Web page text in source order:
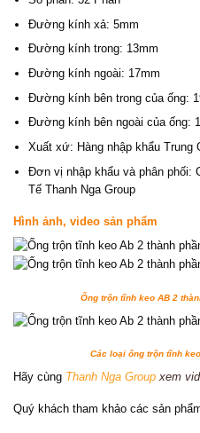
Đường kính xả: 5mm
Đường kính trong: 13mm
Đường kính ngoài: 17mm
Đường kính bên trong của ống:
Đường kính bên ngoài của ống:
Xuất xứ: Hàng nhập khẩu Trung
Đơn vị nhập khẩu và phân phối:
Tế Thanh Nga Group
Hình ảnh, video sản phẩm
Ống trộn tĩnh keo AB 2
Các loại ống trộn tĩnh
Hãy cùng Thanh Nga Group xem
Quý khách tham khảo các sản